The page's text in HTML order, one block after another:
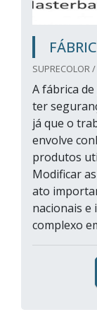
SUPRECOLOR
A fábrica
ter
já que o
envolve
produtos
Modificar
ato
nacionais e
complexo